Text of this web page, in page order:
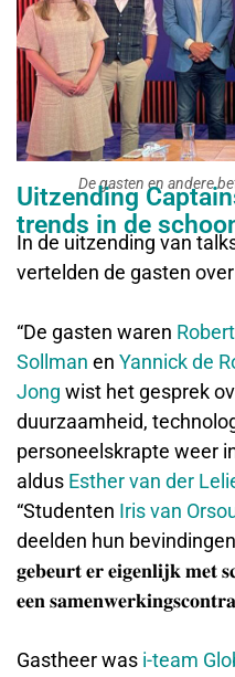
De gasten en andere
Uitzending
trends in de
In de uitzending van
vertelden de gasten
“De gasten waren
Sollman en Yannick de
Jong wist het gesprek
duurzaamheid,
personeelskrapte weer
aldus Esther van der
“Studenten Iris van
deelden hun
𝐠𝐞𝐛𝐞𝐮𝐫𝐭 𝐞𝐫 𝐞𝐢𝐠𝐞𝐧𝐥𝐢𝐣𝐤 𝐦𝐞𝐭
𝐞𝐞𝐧
Gastheer was i-team